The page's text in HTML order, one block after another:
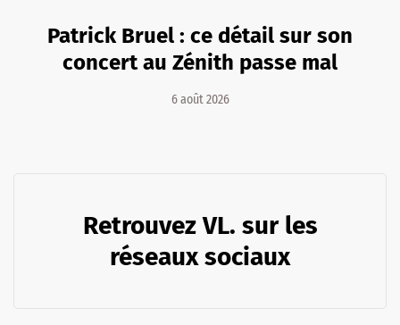
Patrick Bruel : ce détail sur son
concert au Zénith passe mal
6 août 2026
Retrouvez VL. sur les
réseaux sociaux